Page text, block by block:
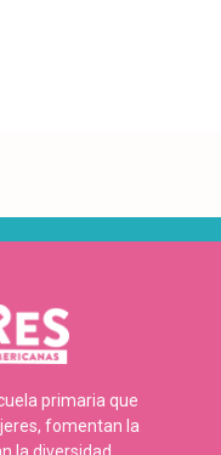
primaria que
fomentan la
la diversidad.